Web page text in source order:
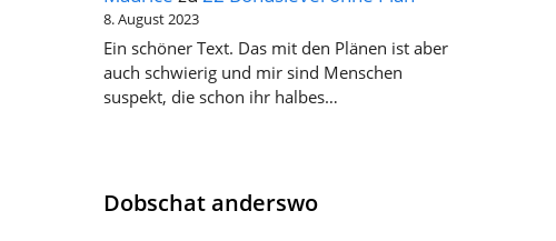
8. August 2023
Ein schöner Text. Das mit den Plänen ist aber
auch schwierig und mir sind Menschen
suspekt, die schon ihr halbes…
Dobschat anderswo